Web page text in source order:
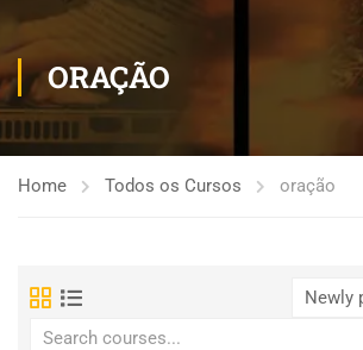
ORAÇÃO
Home Todos os Cursos oração